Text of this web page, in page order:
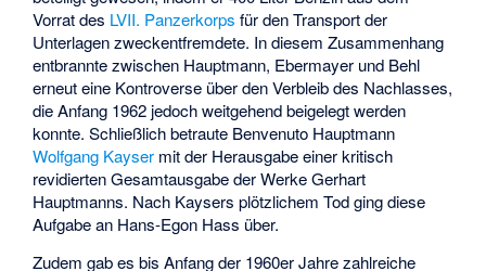
Vorrat des LVII. Panzerkorps für den Transport der
Unterlagen zweckentfremdete. In diesem Zusammenhang
entbrannte zwischen Hauptmann, Ebermayer und Behl
erneut eine Kontroverse über den Verbleib des Nachlasses,
die Anfang 1962 jedoch weitgehend beigelegt werden
konnte. Schließlich betraute Benvenuto Hauptmann
Wolfgang Kayser mit der Herausgabe einer kritisch
revidierten Gesamtausgabe der Werke Gerhart
Hauptmanns. Nach Kaysers plötzlichem Tod ging diese
Aufgabe an Hans-Egon Hass über.
Zudem gab es bis Anfang der 1960er Jahre zahlreiche